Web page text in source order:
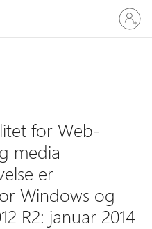
Logg
på
kontoen
for Web-
media
er
Windows og
R2: januar 2014